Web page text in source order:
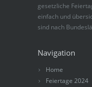
gesetzliche
einfach und
sind nach
Navigation
Home
Feiertage 2024